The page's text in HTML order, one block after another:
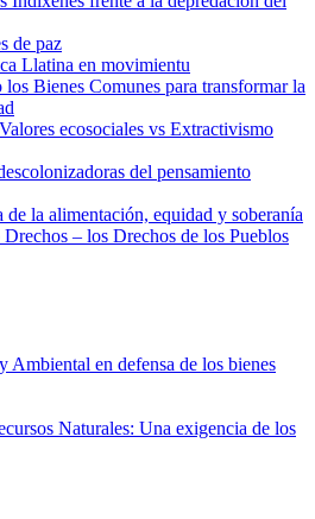
de paz
Llatina en movimientu
Bienes Comunes para transformar la
ecosociales vs Extractivismo
del pensamiento
de la alimentación, equidad y soberanía
– los Drechos de los Pueblos
Ambiental en defensa de los bienes
Naturales: Una exigencia de los